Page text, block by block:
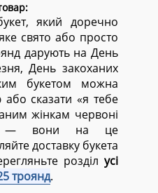
який доречно
свято або просто
дарують на День
День закоханих
букетом можна
сказати «я тебе
жінкам червоні
— вони на це
доставку букета
розділ усі
троянд.